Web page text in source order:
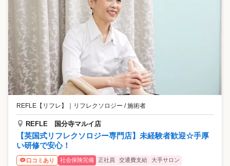
REFLE【リフレ】 ｜ リフレクソロジー / 施術者
REFLE 国分寺マルイ店
【英国式リフレクソロジー専門店】未経験者歓迎☆手厚
い研修で安心！
口コミあり 社会保険完備 正社員 交通費支給
大手サロン